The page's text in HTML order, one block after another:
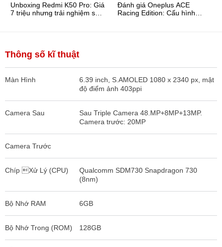
Đánh giá Oneplus ACE
Racing Edition: Cấu hình
Unboxing Redmi K50
Gaming: Giải pháp cho game
Thông số kĩ thuật
Màn Hình
6.39 inch, S.AMOLED 1080 x 2340 px, mật
độ điểm ảnh 403ppi
Camera Sau
Sau Triple Camera 48.MP+8MP+13MP.
Camera trước: 20MP
Camera Trước
Chíp Xử Lý (CPU)
Qualcomm SDM730 Snapdragon 730
(8nm)
Bộ Nhớ RAM 6GB
Bộ Nhớ Trong (ROM) 128GB